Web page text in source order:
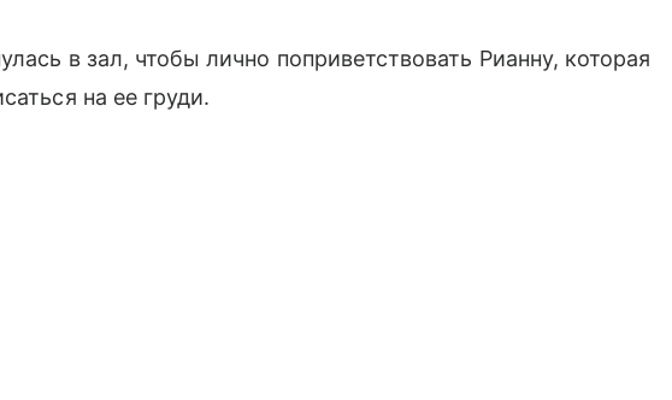
в зал, чтобы лично поприветствовать Рианну, которая
на ее груди.